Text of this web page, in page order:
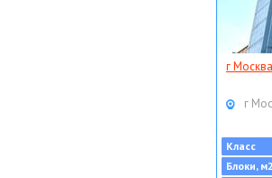
г
г
Класс
Блоки, м2